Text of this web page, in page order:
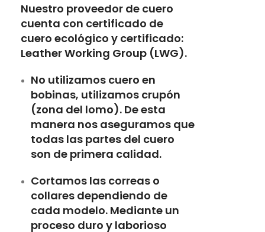
Nuestro proveedor de cuero
cuenta con certificado de
cuero ecológico y certificado:
Leather Working Group (LWG).
No utilizamos cuero en
bobinas, utilizamos crupón
(zona del lomo). De esta
manera nos aseguramos que
todas las partes del cuero
son de primera calidad.
Cortamos las correas o
collares dependiendo de
cada modelo. Mediante un
proceso duro y laborioso